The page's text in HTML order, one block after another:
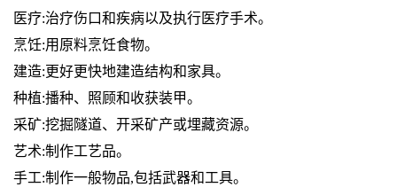
医疗:治疗伤口和疾病以及执行医疗手术。
烹饪:用原料烹饪食物。
建造:更好更快地建造结构和家具。
种植:播种、照顾和收获装甲。
采矿:挖掘隧道、开采矿产或埋藏资源。
艺术:制作工艺品。
手工:制作一般物品,包括武器和工具。